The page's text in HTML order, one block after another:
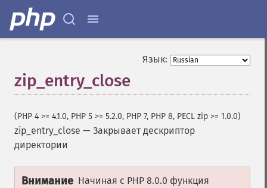
Язык:
zip_entry_close
(PHP 4 >= 4.1.0, PHP 5 >= 5.2.0, PHP 7, PHP 8, PECL zip >= 1.0.0)
zip_entry_close — Закрывает дескриптор
директории
Внимание Начиная с PHP 8.0.0 функция